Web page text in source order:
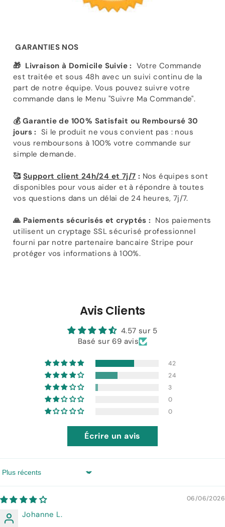
GARANTIES NOS
🎁 Livraison à Domicile Suivie : Votre Commande
est traitée et sous 48h avec un suivi continu de la
part de notre équipe. Vous pouvez suivre votre
commande dans le Menu "Suivre Ma Commande".
💰 Garantie de 100% Satisfait ou Remboursé 30
jours : Si le produit ne vous convient pas : nous
vous remboursons à 100% votre commande sur
simple demande.
🥰 Support client 24h/24 et 7j/7 : Nos équipes sont
disponibles pour vous aider et à répondre à toutes
vos questions dans un délai de 24 heures, 7j/7.
🙏 Paiements sécurisés et cryptés : Nos paiements
utilisent un cryptage SSL sécurisé professionnel
fourni par notre partenaire bancaire Stripe pour
protéger vos informations à 100%.
Avis Clients
4.57 sur 5
Basé sur 69 avis
42
24
3
0
0
Écrire un avis
Sort by
06/06/2026
Johanne L.